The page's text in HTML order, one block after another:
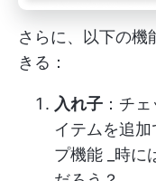
さらに、以下の機
きる：
入れ子 ：チ
イテムを追
プ機能 _時